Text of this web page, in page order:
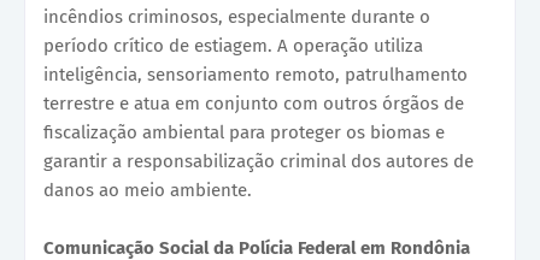
incêndios criminosos, especialmente durante o
período crítico de estiagem. A operação utiliza
inteligência, sensoriamento remoto, patrulhamento
terrestre e atua em conjunto com outros órgãos de
fiscalização ambiental para proteger os biomas e
garantir a responsabilização criminal dos autores de
danos ao meio ambiente.
Comunicação Social da Polícia Federal em Rondônia